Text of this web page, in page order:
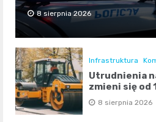
8 sierpnia 2026
Infrastruktura
Utrudnienia
zmieni się od
8 sierpnia 2026